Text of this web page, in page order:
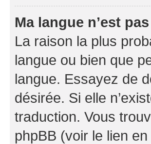
Ma langue n’est
La raison la plus
langue ou bien que
langue. Essayez de
désirée. Si elle
traduction. Vous
phpBB (voir le lien